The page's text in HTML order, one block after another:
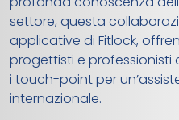
settore, questa
applicative di Fitlock,
progettisti e
i touch-point per
internazionale.